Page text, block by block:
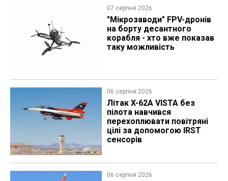
07 серпня 2026
"Мікрозаводи" FPV-дронів
на борту десантного
корабля - хто вже показав
таку можливість
06 серпня 2026
Літак X-62A VISTA без
пілота навчився
перехоплювати повітряні
цілі за допомогою IRST
сенсорів
06 серпня 2026